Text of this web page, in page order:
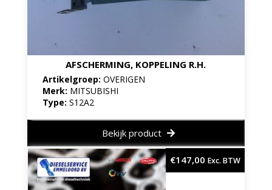
AFSCHERMING, KOPPELING R.H.
Artikelgroep: OVERIGEN
Merk: MITSUBISHI
Type: S12A2
Bekijk product
€147,00 Exc. BTW